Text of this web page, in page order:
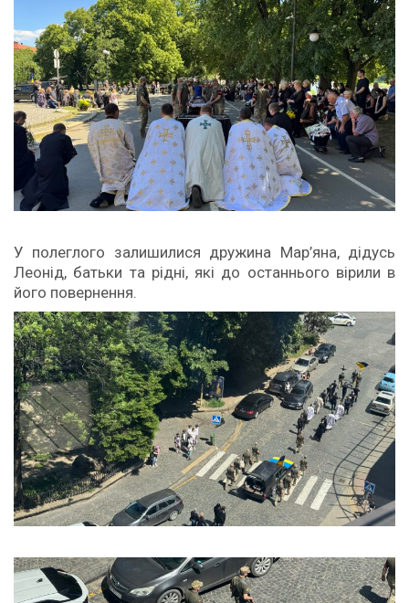
У полеглого залишилися дружина Мар’яна, дідусь
Леонід, батьки та рідні, які до останнього вірили в
його повернення.